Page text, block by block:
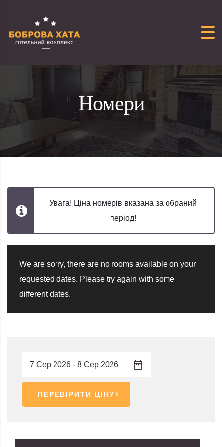
Номери
Увага! Ціна номерів вказана за обраний
період!
We are sorry, there are no rooms available on your
requested dates. Please try again with some
different dates.
ПЕРЕВІРИТИ ЦІНУ